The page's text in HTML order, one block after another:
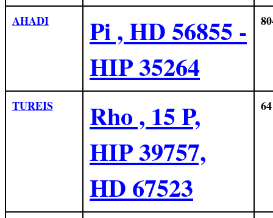
AHADI
Pi , HD 56855 -
HIP 35264
TUREIS
Rho , 15 P,
HIP 39757,
HD 67523
64